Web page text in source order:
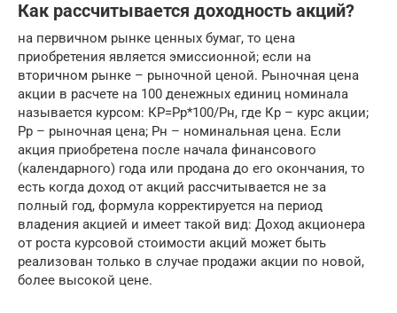
Как рассчитывается доходность акций?
на первичном рынке ценных бумаг, то цена
приобретения является эмиссионной; если на
вторичном рынке – рыночной ценой. Рыночная цена
акции в расчете на 100 денежных единиц номинала
называется курсом: КР=Рр*100/Рн, где Кр – курс акции;
Рр – рыночная цена; Рн – номинальная цена. Если
акция приобретена после начала финансового
(календарного) года или продана до его окончания, то
есть когда доход от акций рассчитывается не за
полный год, формула корректируется на период
владения акцией и имеет такой вид: Доход акционера
от роста курсовой стоимости акций может быть
реализован только в случае продажи акции по новой,
более высокой цене.